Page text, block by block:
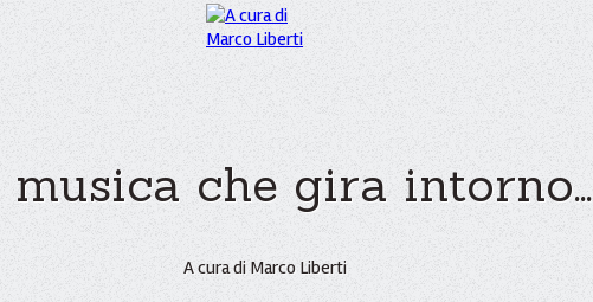
che gira intorno...
A cura di Marco Liberti